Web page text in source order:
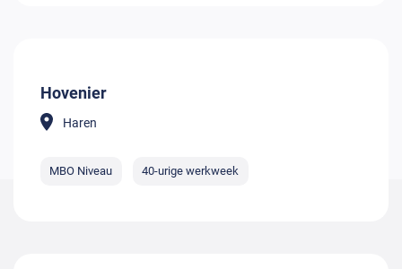
Hovenier
Haren
MBO Niveau 40-urige werkweek